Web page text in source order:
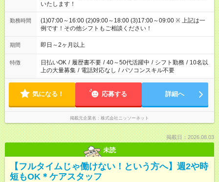
いたします！
勤務時間
(1)07:00～16:00 (2)09:00～18:00 (3)17:00～09:00 ※ 上記は一
例です！その他シフトもご相談ください！
期間 即日～2ヶ月以上
特徴 日払いOK / 履歴書不要 / 40～50代活躍中 / シフト勤務 / 10名以
上の大量募集 / 電話対応なし / パソコンスキル不要
気になる！ 応募する 詳細へ
掲載元企業名 株式会社ニッソーネット
掲載日：2026.08.03
未読
【フルタイムじゃ働けない！という方へ】週2や時
短もOK＊ケアスタッフ